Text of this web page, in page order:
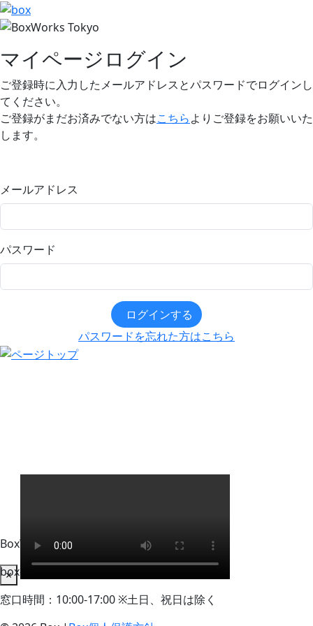
マイページログイン
ご登録時に入力したメールアドレスとパスワードでログインし
てください。
ご登録がまだお済みでない方はこちらよりご登録をお願いいた
します。
メールアドレス
パスワード
ログインする
パスワードを忘れた方はこちら
BoxWorks Tokyo + Osaka 来場者事務局
box-info_registration@event-admin.jp
窓口時間：10:00-17:00 ※土日、祝日は除く
×